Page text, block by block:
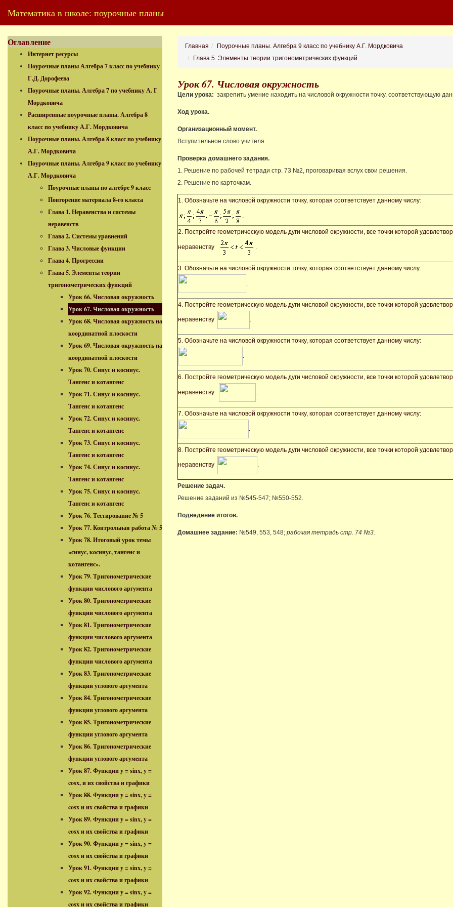
Математика в школе: поурочные планы
Оглавление
Интернет ресурсы
Поурочные планы Алгебра 7 класс по учебнику
Г.Д. Дорофеева
Поурочные планы. Алгебра 7 по учебнику А. Г
Мордковича
Расширенные поурочные планы. Алгебра 8
класс по учебнику А.Г. Мордковича
Поурочные планы. Алгебра 8 класс по учебнику
А.Г. Мордковича
Поурочные планы. Алгебра 9 класс по учебнику
А.Г. Мордковича
Поурочные планы по алгебре 9 класс
Повторение материала 8-го класса
Глава 1. Неравенства и системы
неравенств
Глава 2. Системы уравнений
Глава 3. Числовые функции
Глава 4. Прогрессии
Глава 5. Элементы теории
тригонометрических функций
Урок 66. Числовая окружность
Урок 67. Числовая окружность
Урок 68. Числовая окружность на
координатной плоскости
Урок 69. Числовая окружность на
координатной плоскости
Урок 70. Синус и косинус.
Тангенс и котангенс
Урок 71. Синус и косинус.
Тангенс и котангенс
Урок 72. Синус и косинус.
Тангенс и котангенс
Урок 73. Синус и косинус.
Тангенс и котангенс
Урок 74. Синус и косинус.
Тангенс и котангенс
Урок 75. Синус и косинус.
Тангенс и котангенс
Урок 76. Тестирование № 5
Урок 77. Контрольная работа № 5
Урок 78. Итоговый урок темы
«синус, косинус, тангенс и
котангенс».
Урок 79. Тригонометрические
функции числового аргумента
Урок 80. Тригонометрические
функции числового аргумента
Урок 81. Тригонометрические
функции числового аргумента
Урок 82. Тригонометрические
функции числового аргумента
Урок 83. Тригонометрические
функции углового аргумента
Урок 84. Тригонометрические
функции углового аргумента
Урок 85. Тригонометрические
функции углового аргумента
Урок 86. Тригонометрические
функции углового аргумента
Урок 87. Функции y = sinx, y =
cosx, и их свойства и графики
Урок 88. Функции y = sinx, y =
cosx и их свойства и графики
Урок 89. Функции y = sinx, y =
cosx и их свойства и графики
Урок 90. Функции y = sinx, y =
cosx и их свойства и графики
Урок 91. Функции y = sinx, y =
cosx и их свойства и графики
Урок 92. Функции y = sinx, y =
cosx и их свойства и графики
Главная
Поурочные планы. Алгебра 9 класс по учебнику А.Г. Мордковича
Глава 5. Элементы теории тригонометрических функций
Урок 67. Числовая окружность
Цели урока: закрепить умение находить на числовой окружности точку, соответствующую
Ход урока.
Организационный момент.
Вступительное слово учителя.
Проверка домашнего задания.
1. Решение по рабочей тетради стр. 73 №2, проговаривая вслух свои решения.
2. Решение по карточкам.
1. Обозначьте на числовой окружности точку, которая соответствует данному числу:
2. Постройте геометрическую модель дуги числовой окружности, все точки которой
неравенству
3. Обозначьте на числовой окружности точку, которая соответствует данному числу:
4. Постройте геометрическую модель дуги числовой окружности, все точки которой
неравенству .
5. Обозначьте на числовой окружности точку, которая соответствует данному числу:
6. Постройте геометрическую модель дуги числовой окружности, все точки которой
неравенству
7. Обозначьте на числовой окружности точку, которая соответствует данному числу:
8. Постройте геометрическую модель дуги числовой окружности, все точки которой
неравенству .
Решение задач.
Решение заданий из №545-547; №550-552.
Подведение итогов.
Домашнее задание: №549, 553, 548; рабочая тетрадь стр. 74 №3.